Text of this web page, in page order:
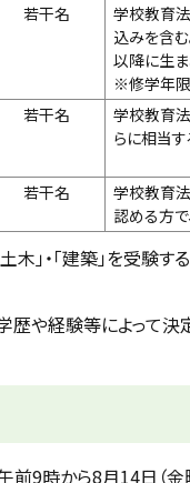
若干名
学校教育
込みを含
以降に生
※修学年限
若干名
学校教育
らに相当
若干名
学校教育
認める方
木」・「建築」を受験
や経験等によって決
前9時から8月14日（